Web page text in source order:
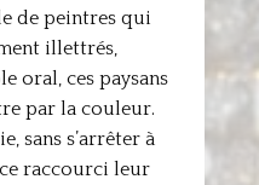
de peintres qui
illettrés,
oral, ces paysans
par la couleur.
sans s’arrêter à
raccourci leur